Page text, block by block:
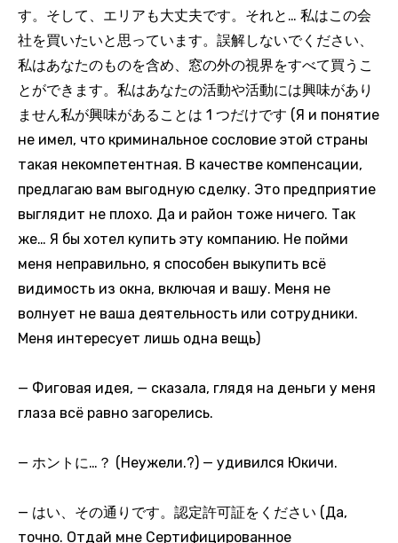
す。そして、エリアも大丈夫です。それと… 私はこの会
社を買いたいと思っています。誤解しないでください、
私はあなたのものを含め、窓の外の視界をすべて買うこ
とができます。私はあなたの活動や活動には興味があり
ません私が興味があることは 1 つだけです (Я и понятие
не имел, что криминальное сословие этой страны
такая некомпетентная. В качестве компенсации,
предлагаю вам выгодную сделку. Это предприятие
выглядит не плохо. Да и район тоже ничего. Так
же… Я бы хотел купить эту компанию. Не пойми
меня неправильно, я способен выкупить всё
видимость из окна, включая и вашу. Меня не
волнует не ваша деятельность или сотрудники.
Меня интересует лишь одна вещь)
— Фиговая идея, — сказала, глядя на деньги у меня
глаза всё равно загорелись.
— ホントに…？ (Неужели.?) — удивился Юкичи.
— はい、その通りです。認定許可証をください (Да,
точно. Отдай мне Сертифицированное